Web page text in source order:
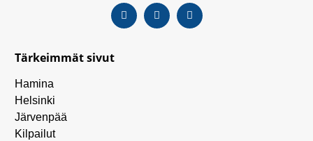
Tärkeimmät sivut
Hamina
Helsinki
Järvenpää
Kilpailut